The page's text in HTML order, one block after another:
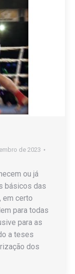
de 2023
ou já
básicos das
em certo
para todas
para as
a teses
dos